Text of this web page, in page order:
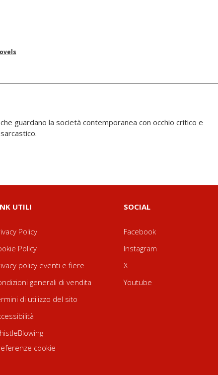
sarcastico.
UTILI
Policy
Policy
policy eventi e fiere
generali di vendita
di utilizzo del sito
cookie
SOCIAL
Facebook
Instagram
X
Youtube